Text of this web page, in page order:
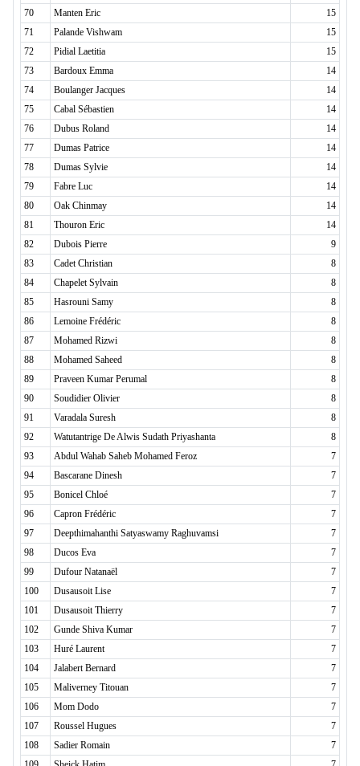
70
Manten Eric
15
71
Palande Vishwam
15
72
Pidial Laetitia
15
73
Bardoux Emma
14
74
Boulanger Jacques
14
75
Cabal Sébastien
14
76
Dubus Roland
14
77
Dumas Patrice
14
78
Dumas Sylvie
14
79
Fabre Luc
14
80
Oak Chinmay
14
81
Thouron Eric
14
82
Dubois Pierre
9
83
Cadet Christian
8
84
Chapelet Sylvain
8
85
Hasrouni Samy
8
86
Lemoine Frédéric
8
87
Mohamed Rizwi
8
88
Mohamed Saheed
8
89
Praveen Kumar Perumal
8
90
Soudidier Olivier
8
91
Varadala Suresh
8
92
Watutantrige De Alwis Sudath Priyashanta
8
93
Abdul Wahab Saheb Mohamed Feroz
7
94
Bascarane Dinesh
7
95
Bonicel Chloé
7
96
Capron Frédéric
7
97
Deepthimahanthi Satyaswamy Raghuvamsi
7
98
Ducos Eva
7
99
Dufour Natanaël
7
100
Dusausoit Lise
7
101
Dusausoit Thierry
7
102
Gunde Shiva Kumar
7
103
Huré Laurent
7
104
Jalabert Bernard
7
105
Maliverney Titouan
7
106
Mom Dodo
7
107
Roussel Hugues
7
108
Sadier Romain
7